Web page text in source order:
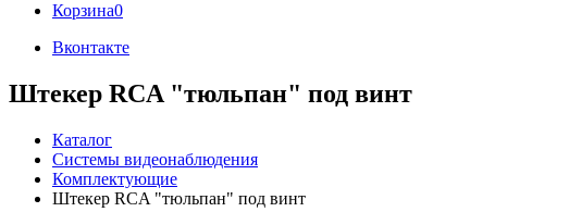
Корзина0
Вконтакте
Штекер RCA "тюльпан" под винт
Каталог
Системы видеонаблюдения
Комплектующие
Штекер RCA "тюльпан" под винт